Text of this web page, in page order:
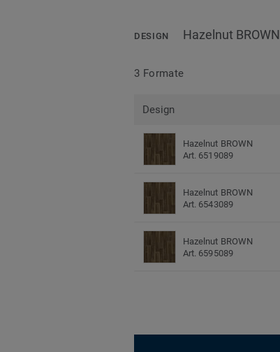
DESIGN Hazelnut BROWN
3 Formate
Design
Hazelnut BROWN
Art. 6519089
Hazelnut BROWN
Art. 6543089
Hazelnut BROWN
Art. 6595089